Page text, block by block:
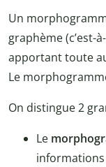
Un
graphème (c’est-
apportant toute
Le
On distingue 2
Le